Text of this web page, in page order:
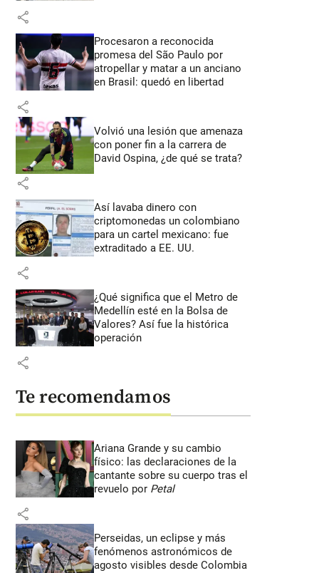
share
Procesaron a reconocida
promesa del São Paulo por
atropellar y matar a un anciano
en Brasil: quedó en libertad
share
Volvió una lesión que amenaza
con poner fin a la carrera de
David Ospina, ¿de qué se trata?
share
Así lavaba dinero con
criptomonedas un colombiano
para un cartel mexicano: fue
extraditado a EE. UU.
share
¿Qué significa que el Metro de
Medellín esté en la Bolsa de
Valores? Así fue la histórica
operación
share
Te recomendamos
Ariana Grande y su cambio
físico: las declaraciones de la
cantante sobre su cuerpo tras el
revuelo por Petal
share
Perseidas, un eclipse y más
fenómenos astronómicos de
agosto visibles desde Colombia